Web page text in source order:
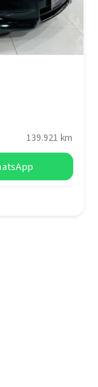
139.921 km